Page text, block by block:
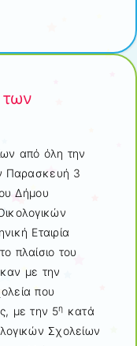
από όλη την
Παρασκευή 3
Δήμου
Εταιρία
πλαίσιο του
με την
που
με την 5η κατά
Σχολείων